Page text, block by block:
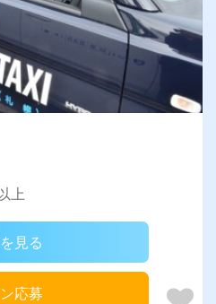
上
見る
応募